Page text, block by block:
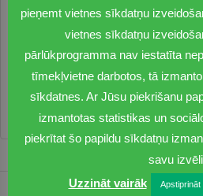
ieteikumus un nodrošinot
pieejamības prasības.
Kopumā Mājokļu un vides
septiņas oficiālas peldvietas
pieņemt vietnes sīkdatņu
vietnes sīkdatņu
pārlūkprogramma nav iestatīta
tīmekļvietne darbotos, tā
sīkdatnes. Ar Jūsu piekrišanu
izmantotas statistikas un
piekrītat šo papildu sīkdatņu
savu
Uzzināt vairāk
Apstiprināt